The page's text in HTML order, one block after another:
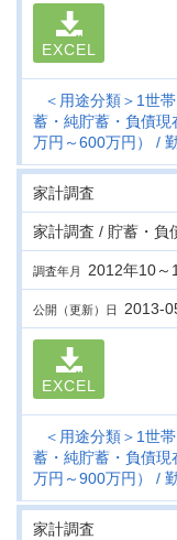
EXCEL
＜用途分類＞1世
蓄・純貯蓄・負債
万円～600万円）
家計調査
家計調査 / 貯蓄・負
調査年月 2012年10～
公開（更新）日 2013-
EXCEL
＜用途分類＞1世
蓄・純貯蓄・負債
万円～900万円）
家計調査